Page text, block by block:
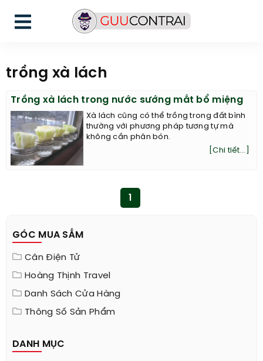
trồng xà lách
Trồng xà lách trong nước sướng mắt bổ miệng
Xà lách cũng có thể trồng trong đất bình
thường với phương pháp tương tự mà
không cần phân bón.
[Chi tiết...]
GÓC MUA SẮM
Cân Điện Tử
Hoàng Thịnh Travel
Danh Sách Cửa Hàng
Thông Số Sản Phẩm
DANH MỤC